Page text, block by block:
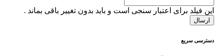
این فیلد برای اعتبار سنجی است و باید بدون تغییر باقی بماند .
دسترسی سریع